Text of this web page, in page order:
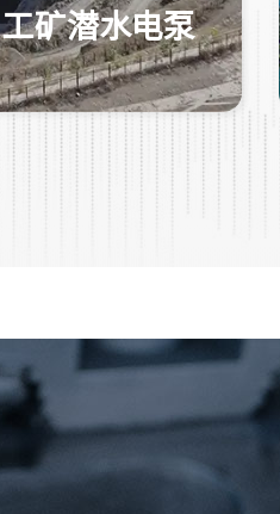
工矿潜水电泵